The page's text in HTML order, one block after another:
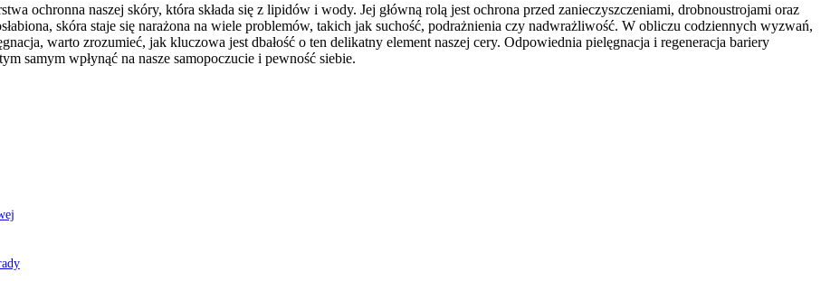
ochronna naszej skóry, która składa się z lipidów i wody. Jej główną rolą jest ochrona przed zanieczyszczeniami, drobnoustrojami oraz
skóra staje się narażona na wiele problemów, takich jak suchość, podrażnienia czy nadwrażliwość. W obliczu codziennych wyzwań,
warto zrozumieć, jak kluczowa jest dbałość o ten delikatny element naszej cery. Odpowiednia pielęgnacja i regeneracja bariery
samym wpłynąć na nasze samopoczucie i pewność siebie.